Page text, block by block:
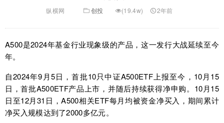
纵横网 创投 (19.4w) 2年前
A500是2024年基金行业现象级的产品，这一发行大战延续至今
年。
自2024年9月5日，首批10只中证A500ETF上报至今，10月15
日，首批A500ETF产品上市，并随后持续获得净申购。10月15
日至12月31日，A500相关ETF每月均被资金净买入，期间累计
净买入规模达到了2000多亿元。